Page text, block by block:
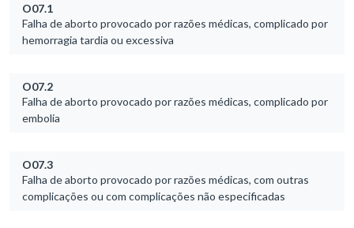
O07.1
Falha de aborto provocado por razões médicas, complicado por
hemorragia tardia ou excessiva
O07.2
Falha de aborto provocado por razões médicas, complicado por
embolia
O07.3
Falha de aborto provocado por razões médicas, com outras
complicações ou com complicações não especificadas